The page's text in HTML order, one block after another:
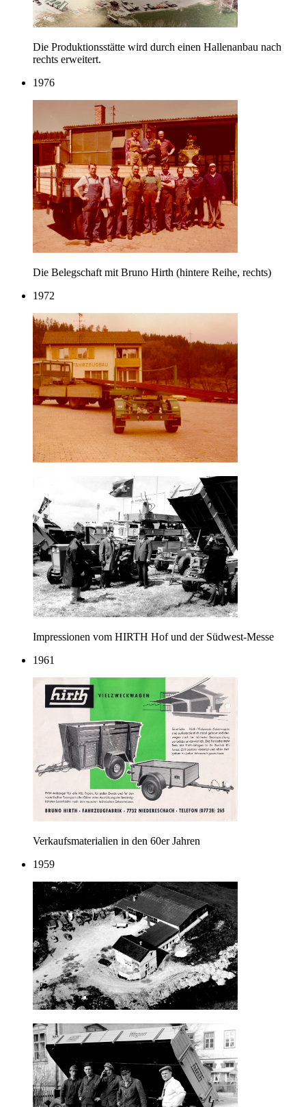
Die Produktionsstätte wird durch einen Hallenanbau nach
rechts erweitert.
1976
Die Belegschaft mit Bruno Hirth (hintere Reihe, rechts)
1972
Impressionen vom HIRTH Hof und der Südwest-Messe
1961
Verkaufsmaterialien in den 60er Jahren
1959